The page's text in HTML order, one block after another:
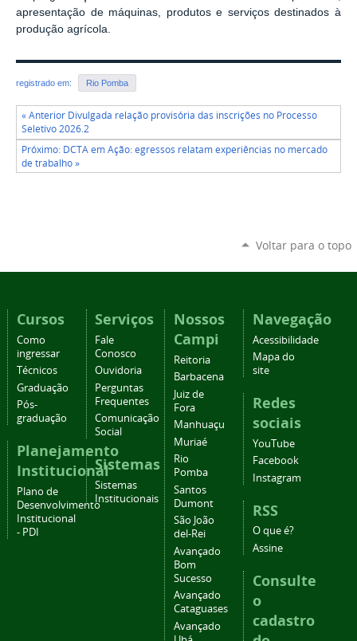
apresentação de máquinas, produtos e serviços destinados à
produção agrícola.
registrado em: Rio Pomba
« Anterior Divulgada relação provisória das inscrições no Processo
Seletivo 2026.2
Próximo: DCTA em Ação: egressos relatam experiências no mercado
de trabalho »
Voltar para o topo
Cursos
Como
ingressar
Técnicos
Graduação
Pós-
graduação
Planejamento
Institucional
Plano de
Desenvolvimento
Institucional
- PDI
Serviços
Fale
Conosco
Ouvidoria
Perguntas
Frequentes
Comunicação
Social
Sistemas
Sistemas
Institucionais
Nossos
Campi
Reitoria
Barbacena
Juiz de
Fora
Manhuaçu
Muriaé
Rio
Pomba
Santos
Dumont
São João
del-Rei
Avançado
Bom
Sucesso
Avançado
Cataguases
Avançado
Navegação
Acessibilidade
Mapa do
site
Redes
sociais
YouTube
Facebook
Instagram
RSS
O que é?
Assine
Consulte
o
cadastro